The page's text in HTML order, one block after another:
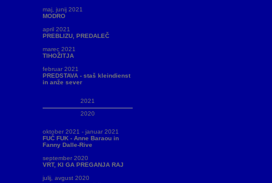
maj, junij 2021
MODRO
april 2021
PREBLIZU, PREDALEČ
marec 2021
TIHOŽITJA
februar 2021
PREDSTAVA - staš kleindienst
in anže sever
2021
2020
oktober 2021 - januar 2021
FUČ FUK - Anne Baraou in
Fanny Dalle-Rive
september 2020
VRT, KI GA PREGANJA RAJ
julij, avgust 2020